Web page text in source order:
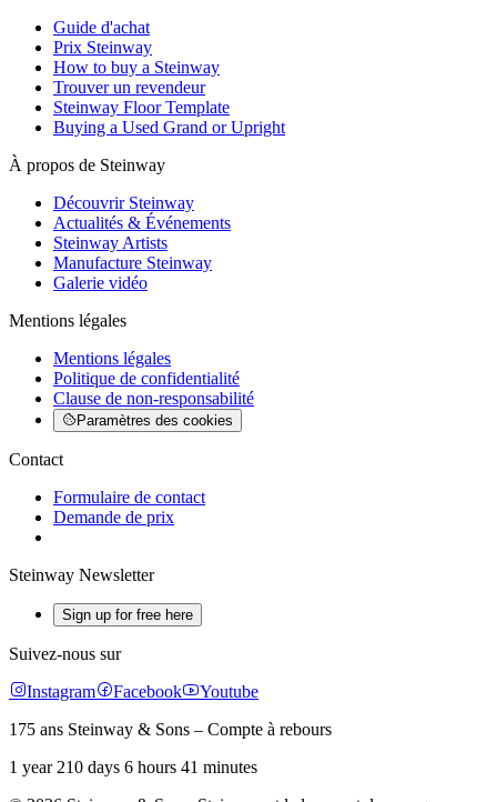
Guide d'achat
Prix Steinway
How to buy a Steinway
Trouver un revendeur
Steinway Floor Template
Buying a Used Grand or Upright
À propos de Steinway
Découvrir Steinway
Actualités & Événements
Steinway Artists
Manufacture Steinway
Galerie vidéo
Mentions légales
Mentions légales
Politique de confidentialité
Clause de non-responsabilité
Paramètres des cookies
Contact
Formulaire de contact
Demande de prix
Steinway Newsletter
Sign up for free here
Suivez-nous sur
Instagram
Facebook
Youtube
175 ans Steinway & Sons – Compte à rebours
1 year 210 days 6 hours 41 minutes